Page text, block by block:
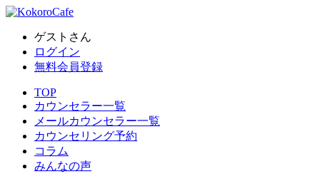
ゲストさん
ログイン
無料会員登録
TOP
カウンセラー一覧
メールカウンセラー一覧
カウンセリング予約
コラム
みんなの声